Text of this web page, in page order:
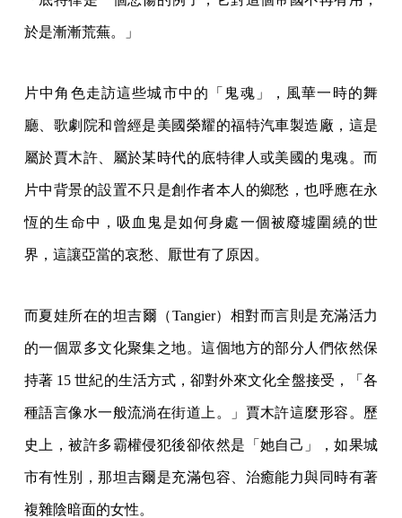
於是漸漸荒蕪。」
片中角色走訪這些城市中的「鬼魂」，風華一時的舞
廳、歌劇院和曾經是美國榮耀的福特汽車製造廠，這是
屬於賈木許、屬於某時代的底特律人或美國的鬼魂。而
片中背景的設置不只是創作者本人的鄉愁，也呼應在永
恆的生命中，吸血鬼是如何身處一個被廢墟圍繞的世
界，這讓亞當的哀愁、厭世有了原因。
而夏娃所在的坦吉爾（Tangier）相對而言則是充滿活力
的一個眾多文化聚集之地。這個地方的部分人們依然保
持著 15 世紀的生活方式，卻對外來文化全盤接受，「各
種語言像水一般流淌在街道上。」賈木許這麼形容。歷
史上，被許多霸權侵犯後卻依然是「她自己」，如果城
市有性別，那坦吉爾是充滿包容、治癒能力與同時有著
複雜陰暗面的女性。